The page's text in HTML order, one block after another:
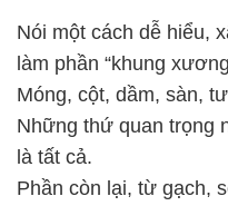
Nói một cách dễ hiểu,
làm phần “khung
Móng, cột, dầm, sàn,
Những thứ quan trọng
là tất cả.
Phần còn lại, từ gạch,